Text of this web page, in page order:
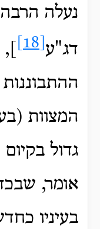
נעלה הרבה
דג"ע
המצוות
גדול
אומר,
בעיניו